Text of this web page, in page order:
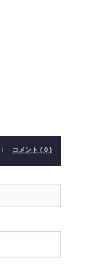
コメント ( 0 )